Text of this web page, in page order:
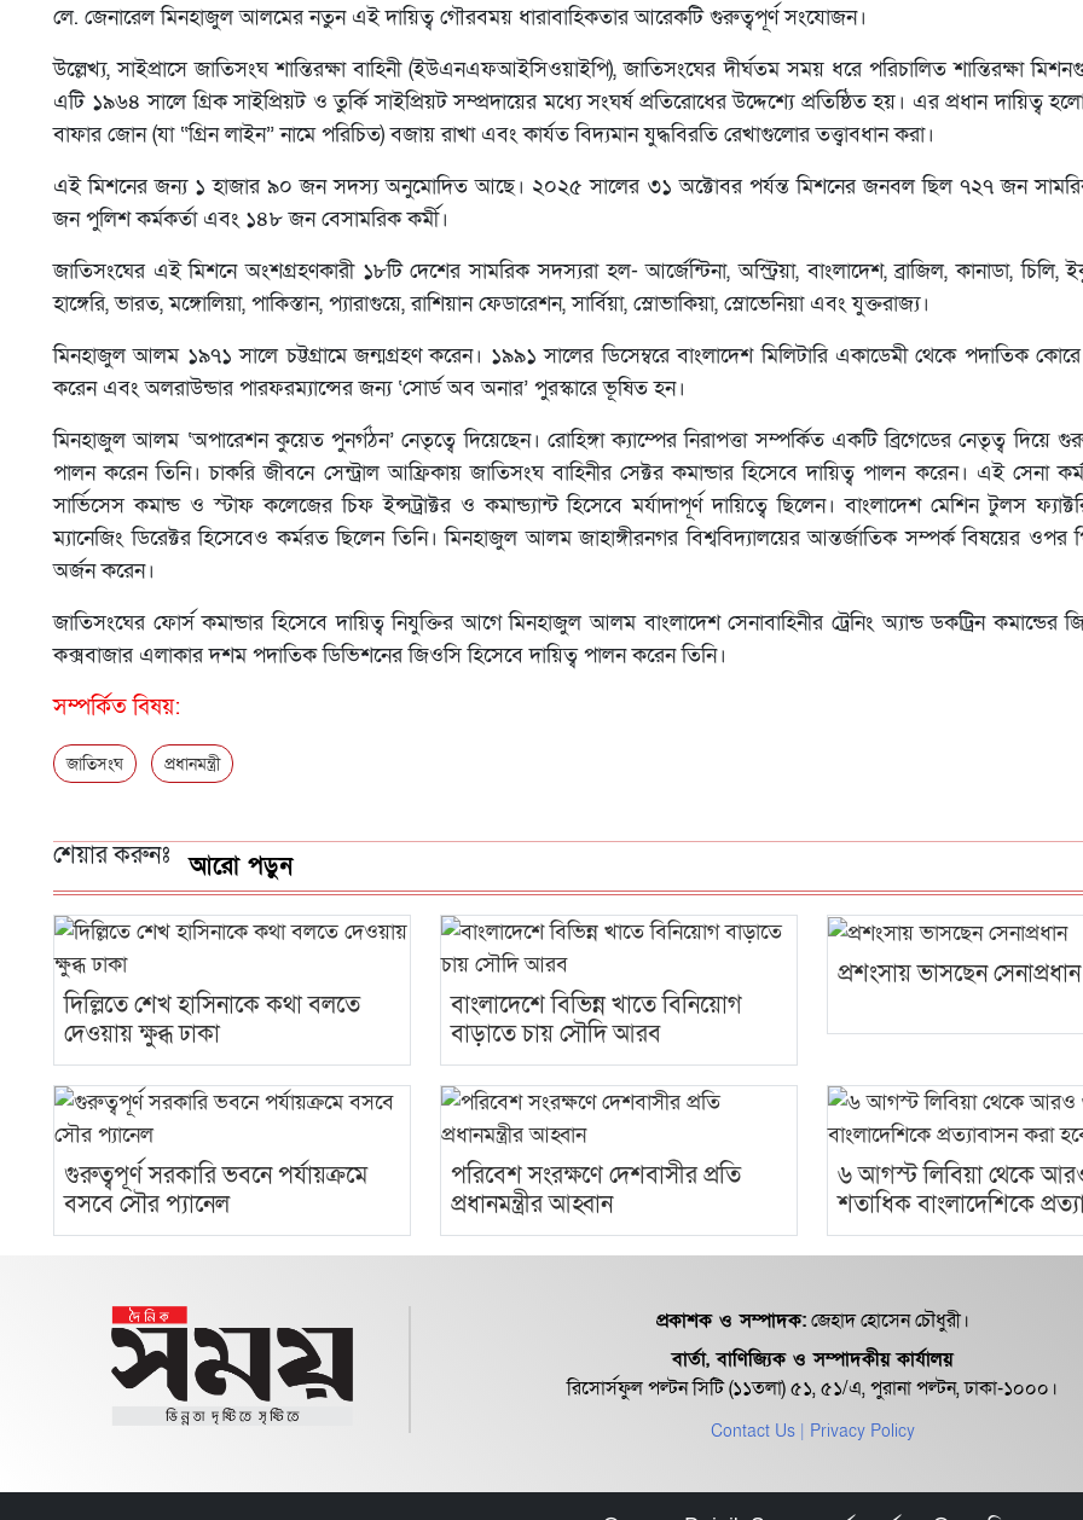
লে. জেনারেল মিনহাজুল আলমের নতুন এই দায়িত্ব গৌরবময় ধারাবাহিকতার আরেকটি গুরুত্বপূর্ণ সংযোজন।
উল্লেখ্য, সাইপ্রাসে জাতিসংঘ শান্তিরক্ষা বাহিনী (ইউএনএফআইসিওয়াইপি), জাতিসংঘের দীর্ঘতম সময় ধরে পরিচালিত শান্তিরক্ষা
এটি ১৯৬৪ সালে গ্রিক সাইপ্রিয়ট ও তুর্কি সাইপ্রিয়ট সম্প্রদায়ের মধ্যে সংঘর্ষ প্রতিরোধের উদ্দেশ্যে প্রতিষ্ঠিত হয়। এর প্রধান দায়িত্ব
বাফার জোন (যা “গ্রিন লাইন” নামে পরিচিত) বজায় রাখা এবং কার্যত বিদ্যমান যুদ্ধবিরতি রেখাগুলোর তত্ত্বাবধান করা।
এই মিশনের জন্য ১ হাজার ৯০ জন সদস্য অনুমোদিত আছে। ২০২৫ সালের ৩১ অক্টোবর পর্যন্ত মিশনের জনবল ছিল ৭২৭ জন
জন পুলিশ কর্মকর্তা এবং ১৪৮ জন বেসামরিক কর্মী।
জাতিসংঘের এই মিশনে অংশগ্রহণকারী ১৮টি দেশের সামরিক সদস্যরা হল- আর্জেন্টিনা, অস্ট্রিয়া, বাংলাদেশ, ব্রাজিল, কানাডা, চিলি,
হাঙ্গেরি, ভারত, মঙ্গোলিয়া, পাকিস্তান, প্যারাগুয়ে, রাশিয়ান ফেডারেশন, সার্বিয়া, স্লোভাকিয়া, স্লোভেনিয়া এবং যুক্তরাজ্য।
মিনহাজুল আলম ১৯৭১ সালে চট্টগ্রামে জন্মগ্রহণ করেন। ১৯৯১ সালের ডিসেম্বরে বাংলাদেশ মিলিটারি একাডেমী থেকে পদাতিক
করেন এবং অলরাউন্ডার পারফরম্যান্সের জন্য ‘সোর্ড অব অনার’ পুরস্কারে ভূষিত হন।
মিনহাজুল আলম ‘অপারেশন কুয়েত পুনর্গঠন’ নেতৃত্বে দিয়েছেন। রোহিঙ্গা ক্যাম্পের নিরাপত্তা সম্পর্কিত একটি ব্রিগেডের নেতৃত্ব দিয়ে
পালন করেন তিনি। চাকরি জীবনে সেন্ট্রাল আফ্রিকায় জাতিসংঘ বাহিনীর সেক্টর কমান্ডার হিসেবে দায়িত্ব পালন করেন। এই সেনা
সার্ভিসেস কমান্ড ও স্টাফ কলেজের চিফ ইন্সট্রাক্টর ও কমান্ড্যান্ট হিসেবে মর্যাদাপূর্ণ দায়িত্বে ছিলেন। বাংলাদেশ মেশিন টুলস
ম্যানেজিং ডিরেক্টর হিসেবেও কর্মরত ছিলেন তিনি। মিনহাজুল আলম জাহাঙ্গীরনগর বিশ্ববিদ্যালয়ের আন্তর্জাতিক সম্পর্ক বিষয়ের ওপর
অর্জন করেন।
জাতিসংঘের ফোর্স কমান্ডার হিসেবে দায়িত্ব নিযুক্তির আগে মিনহাজুল আলম বাংলাদেশ সেনাবাহিনীর ট্রেনিং অ্যান্ড ডকট্রিন কমান্ডের
কক্সবাজার এলাকার দশম পদাতিক ডিভিশনের জিওসি হিসেবে দায়িত্ব পালন করেন তিনি।
সম্পর্কিত বিষয়:
জাতিসংঘ প্রধানমন্ত্রী
শেয়ার করুনঃ আরো পড়ুন
দিল্লিতে শেখ হাসিনাকে কথা বলতে
দেওয়ায় ক্ষুব্ধ ঢাকা
বাংলাদেশে বিভিন্ন খাতে বিনিয়োগ
বাড়াতে চায় সৌদি আরব
প্রশংসায় ভাসছেন সেনাপ্রধান
গুরুত্বপূর্ণ সরকারি ভবনে পর্যায়ক্রমে
বসবে সৌর প্যানেল
পরিবেশ সংরক্ষণে দেশবাসীর প্রতি
প্রধানমন্ত্রীর আহ্বান
৬ আগস্ট লি‌বিয়া থে‌কে
শতা‌ধিক বাংলাদেশিকে
প্রকাশক ও সম্পাদক:জেহাদ হোসেন চৌধুরী।
বার্তা, বাণিজ্যিক ও সম্পাদকীয় কার্যালয়
রিসোর্সফুল পল্টন সিটি (১১তলা) ৫১, ৫১/এ, পুরানা পল্টন, ঢাকা-১০০০।
Contact Us | Privacy Policy